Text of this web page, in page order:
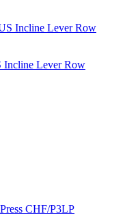
Incline Lever Row